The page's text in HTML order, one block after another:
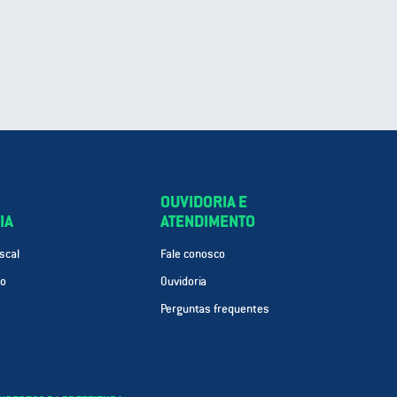
OUVIDORIA E
ATENDIMENTO
Fale conosco
Ouvidoria
Perguntas frequentes